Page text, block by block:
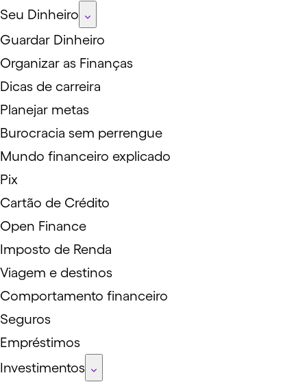
Seu Dinheiro
Guardar Dinheiro
Organizar as Finanças
Dicas de carreira
Planejar metas
Burocracia sem perrengue
Mundo financeiro explicado
Pix
Cartão de Crédito
Open Finance
Imposto de Renda
Viagem e destinos
Comportamento financeiro
Seguros
Empréstimos
Investimentos